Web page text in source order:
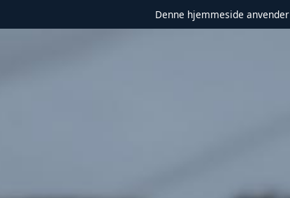
Denne hjemmeside anvender